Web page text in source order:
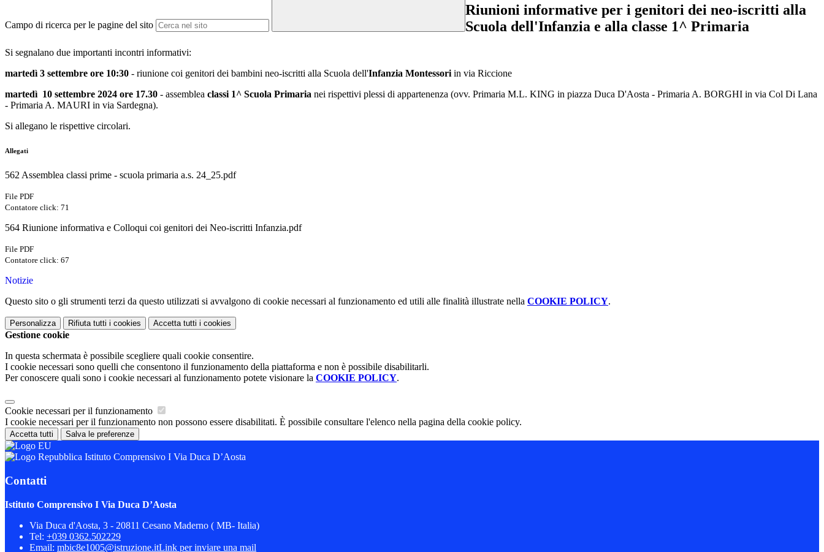
Campo di ricerca per le pagine del sito
Riunioni informative per i genitori dei neo-iscritti alla
Scuola dell'Infanzia e alla classe 1^ Primaria
Si segnalano due importanti incontri informativi:
martedì 3 settembre ore 10:30 - riunione coi genitori dei bambini neo-iscritti alla Scuola dell'Infanzia Montessori in via Riccione
martedì 10 settembre 2024 ore 17.30 - assemblea classi 1^ Scuola Primaria nei rispettivi plessi di appartenenza (ovv. Primaria M.L. KING in piazza Duca D'Aosta - Primaria A. BORGHI in via Col Di Lana
- Primaria A. MAURI in via Sardegna).
Si allegano le rispettive circolari.
Allegati
562 Assemblea classi prime - scuola primaria a.s. 24_25.pdf
File PDF
Contatore click: 71
564 Riunione informativa e Colloqui coi genitori dei Neo-iscritti Infanzia.pdf
File PDF
Contatore click: 67
Notizie
Questo sito o gli strumenti terzi da questo utilizzati si avvalgono di cookie necessari al funzionamento ed utili alle finalità illustrate nella COOKIE POLICY.
Personalizza Rifiuta tutti i cookies Accetta tutti i cookies
Gestione cookie
In questa schermata è possibile scegliere quali cookie consentire.
I cookie necessari sono quelli che consentono il funzionamento della piattaforma e non è possibile disabilitarli.
Per conoscere quali sono i cookie necessari al funzionamento potete visionare la COOKIE POLICY.
Cookie necessari per il funzionamento
I cookie necessari per il funzionamento non possono essere disabilitati. È possibile consultare l'elenco nella pagina della cookie policy.
Accetta tutti Salva le preferenze
Istituto Comprensivo I Via Duca D’Aosta
Contatti
Istituto Comprensivo I Via Duca D’Aosta
Via Duca d'Aosta, 3 - 20811 Cesano Maderno ( MB- Italia)
Tel: +039 0362.502229
Email: mbic8e1005@istruzione.itLink per inviare una mail